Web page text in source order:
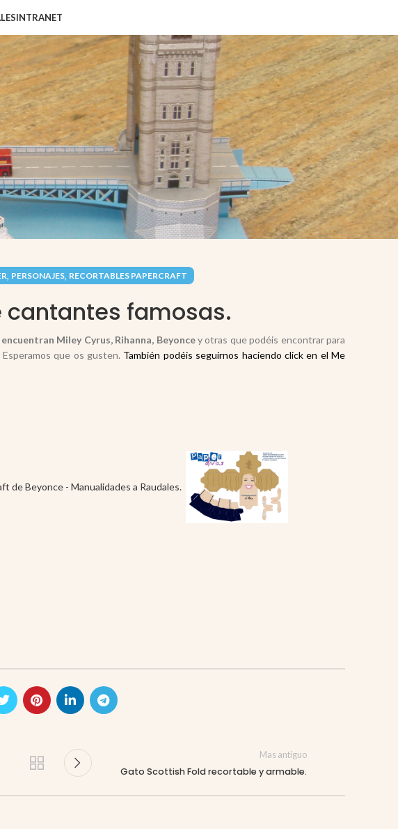
INTRANET
, PERSONAJES, RECORTABLES PAPERCRAFT
famosas.
Miley Cyrus, Rihanna, Beyoncey otras que podéis encontrar para
Esperamos que os gusten. También podéis seguirnos haciendo click en el Me
Mas antiguo
Gato Scottish Fold recortable y armable.